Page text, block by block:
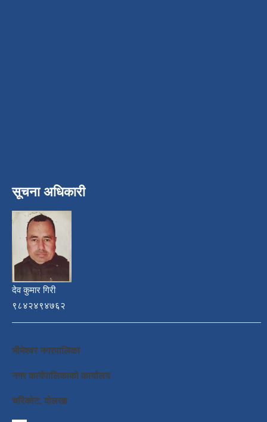
सूचना अधिकारी
देव कुमार गिरी
९८४२४९४७६२
भीमेश्वर नगरपालिका
नगर कार्यपालिकाको कार्यालय
चरिकोट, दोलखा